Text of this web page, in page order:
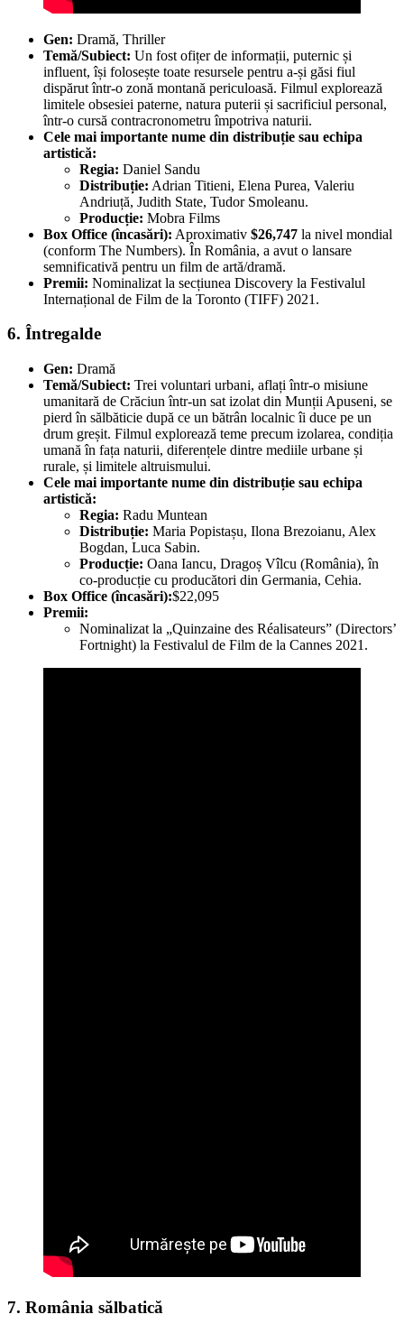
Gen: Dramă, Thriller
Temă/Subiect: Un fost ofițer de informații, puternic și
influent, își folosește toate resursele pentru a-și găsi fiul
dispărut într-o zonă montană periculoasă. Filmul explorează
limitele obsesiei paterne, natura puterii și sacrificiul personal,
într-o cursă contracronometru împotriva naturii.
Cele mai importante nume din distribuție sau echipa
artistică:
Regia: Daniel Sandu
Distribuție: Adrian Titieni, Elena Purea, Valeriu
Andriuță, Judith State, Tudor Smoleanu.
Producție: Mobra Films
Box Office (încasări): Aproximativ $26,747 la nivel mondial
(conform The Numbers). În România, a avut o lansare
semnificativă pentru un film de artă/dramă.
Premii: Nominalizat la secțiunea Discovery la Festivalul
Internațional de Film de la Toronto (TIFF) 2021.
6. Întregalde
Gen: Dramă
Temă/Subiect: Trei voluntari urbani, aflați într-o misiune
umanitară de Crăciun într-un sat izolat din Munții Apuseni, se
pierd în sălbăticie după ce un bătrân localnic îi duce pe un
drum greșit. Filmul explorează teme precum izolarea, condiția
umană în fața naturii, diferențele dintre mediile urbane și
rurale, și limitele altruismului.
Cele mai importante nume din distribuție sau echipa
artistică:
Regia: Radu Muntean
Distribuție: Maria Popistașu, Ilona Brezoianu, Alex
Bogdan, Luca Sabin.
Producție: Oana Iancu, Dragoș Vîlcu (România), în
co-producție cu producători din Germania, Cehia.
Box Office (încasări):$22,095
Premii:
Nominalizat la „Quinzaine des Réalisateurs” (Directors’
Fortnight) la Festivalul de Film de la Cannes 2021.
7. România sălbatică